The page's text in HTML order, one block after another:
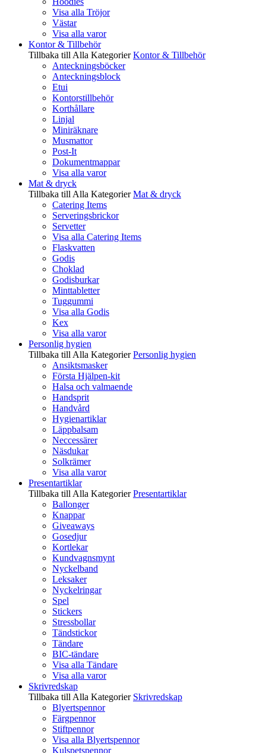
Visa alla Tröjor
Västar
Visa alla varor
Kontor & Tillbehör
Tillbaka till Alla Kategorier Kontor & Tillbehör
Anteckningsböcker
Anteckningsblock
Etui
Kontorstillbehör
Korthållare
Linjal
Miniräknare
Musmattor
Post-It
Dokumentmappar
Visa alla varor
Mat & dryck
Tillbaka till Alla Kategorier Mat & dryck
Catering Items
Serveringsbrickor
Servetter
Visa alla Catering Items
Flaskvatten
Godis
Choklad
Godisburkar
Minttabletter
Tuggummi
Visa alla Godis
Kex
Visa alla varor
Personlig hygien
Tillbaka till Alla Kategorier Personlig hygien
Ansiktsmasker
Första Hjälpen-kit
Halsa och valmaende
Handsprit
Handvård
Hygienartiklar
Läppbalsam
Neccessärer
Näsdukar
Solkrämer
Visa alla varor
Presentartiklar
Tillbaka till Alla Kategorier Presentartiklar
Ballonger
Knappar
Giveaways
Gosedjur
Kortlekar
Kundvagnsmynt
Nyckelband
Leksaker
Nyckelringar
Spel
Stickers
Stressbollar
Tändstickor
Tändare
BIC-tändare
Visa alla Tändare
Visa alla varor
Skrivredskap
Tillbaka till Alla Kategorier Skrivredskap
Blyertspennor
Färgpennor
Stiftpennor
Visa alla Blyertspennor
Kulspetspennor